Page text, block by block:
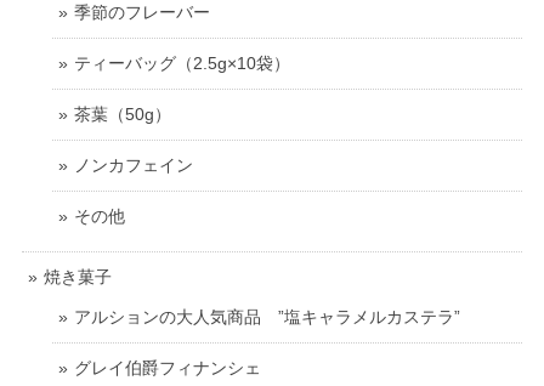
季節のフレーバー
ティーバッグ（2.5g×10袋）
茶葉（50g）
ノンカフェイン
その他
焼き菓子
アルションの大人気商品 ”塩キャラメルカステラ”
グレイ伯爵フィナンシェ